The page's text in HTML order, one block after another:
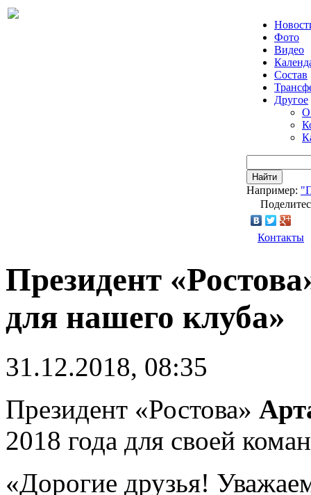
Фото
Видео
Состав
Другое
О
Найти
Например:
Контакты
Президент
для нашего клуба»
31.12.2018, 08:35
Президент «Ростова»
2018 года для своей
«Дорогие друзья!